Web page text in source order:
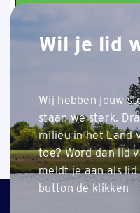
Terug naar
Wil je lid
Wij hebben jouw
staan we sterk.
milieu in het Land
toe? Word dan lid
meldt je aan als
button de klikken